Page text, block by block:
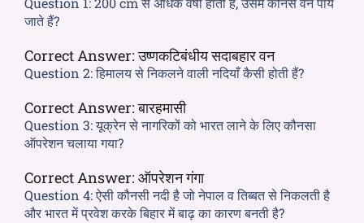
जाते हैं?
Correct Answer: उष्णकटिबंधीय सदाबहार वन
Question 2:हिमालय से निकलने वाली नदियाँ कैसी होती हैं?
Correct Answer: बारहमासी
Question 3:यूक्रेन से नागरिकों को भारत लाने के लिए कौनसा
ऑपरेशन चलाया गया?
Correct Answer: ऑपरेशन गंगा
Question 4:ऐसी कौनसी नदी है जो नेपाल व तिब्बत से निकलती है
और भारत में प्रवेश करके बिहार में बाढ़ का कारण बनती है?